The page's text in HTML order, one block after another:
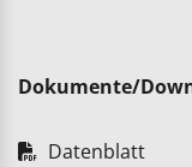
Dokumente/
Datenblatt